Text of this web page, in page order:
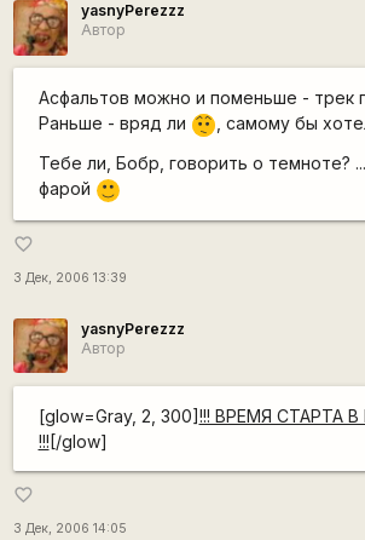
yasnyPerezzz
Автор
Асфальтов можно и поменьше - трек
Раньше - вряд ли :-/
, самому бы
Тебе ли, Бобр, говорить о темноте?
фарой
:)
favorite_border
3 Дек, 2006 13:39
yasnyPerezzz
Автор
[glow=Gray, 2, 300]!!! ВРЕМЯ СТАРТА
!!! [/glow]
favorite_border
3 Дек, 2006 14:05